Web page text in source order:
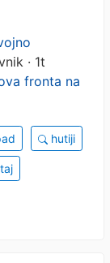
· 1t
fronta na
hutiji